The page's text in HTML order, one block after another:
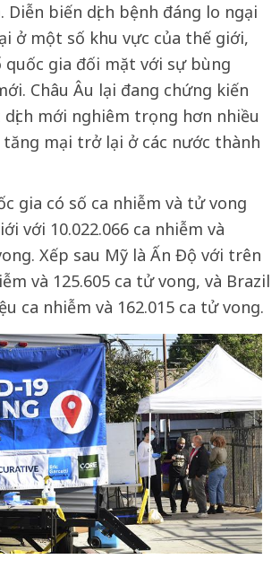
Diễn biến dịch bệnh đáng lo ngại
ở một số khu vực của thế giới,
quốc gia đối mặt với sự bùng
Châu Âu lại đang chứng kiến
mới nghiêm trọng hơn nhiều
tăng mại trở lại ở các nước thành
gia có số ca nhiễm và tử vong
với 10.022.066 ca nhiễm và
Xếp sau Mỹ là Ấn Độ với trên
và 125.605 ca tử vong, và Brazil
ca nhiễm và 162.015 ca tử vong.